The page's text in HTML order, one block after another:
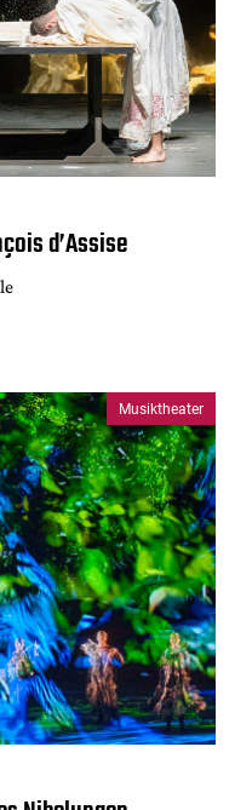
d’Assise
Musiktheater